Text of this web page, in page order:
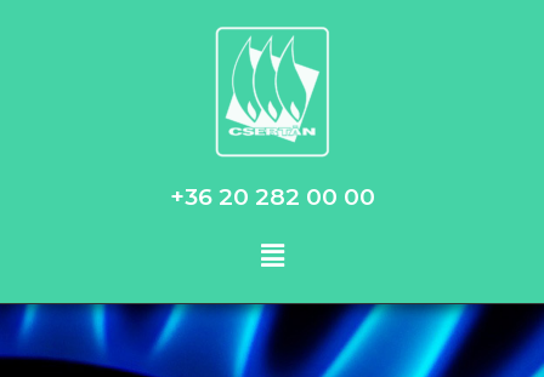
+36 20 282 00 00